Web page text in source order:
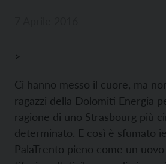
>
Ci hanno messo il cuore, ma
ragazzi della Dolomiti Energia
ragione di uno Strasbourg più
determinato. E così è sfumato
PalaTrento pieno come un